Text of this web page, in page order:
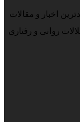
اخبار و مقالات
روانی و رفتاری